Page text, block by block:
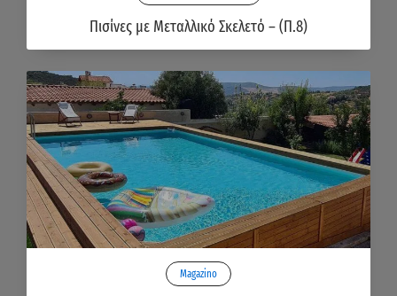
Πισίνες με Μεταλλικό Σκελετό – (Π.8)
Magazino